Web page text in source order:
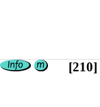
[210]